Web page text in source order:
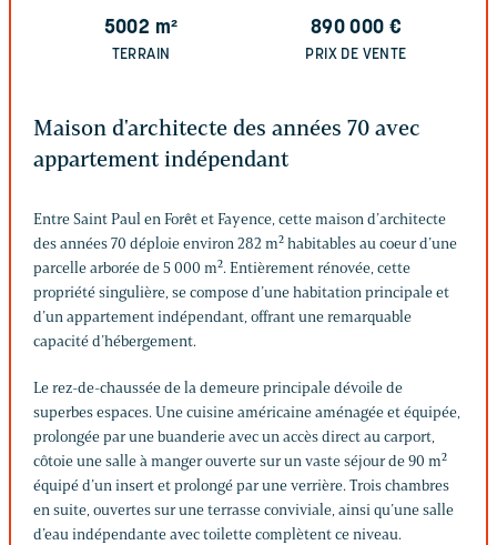
5002 m²
TERRAIN
890 000 €
PRIX DE VENTE
Maison d'architecte des années 70 avec
appartement indépendant
Entre Saint Paul en Forêt et Fayence, cette maison d’architecte
des années 70 déploie environ 282 m² habitables au coeur d’une
parcelle arborée de 5 000 m². Entièrement rénovée, cette
propriété singulière, se compose d’une habitation principale et
d’un appartement indépendant, offrant une remarquable
capacité d’hébergement.
Le rez-de-chaussée de la demeure principale dévoile de
superbes espaces. Une cuisine américaine aménagée et équipée,
prolongée par une buanderie avec un accès direct au carport,
côtoie une salle à manger ouverte sur un vaste séjour de 90 m²
équipé d’un insert et prolongé par une verrière. Trois chambres
en suite, ouvertes sur une terrasse conviviale, ainsi qu’une salle
d’eau indépendante avec toilette complètent ce niveau.